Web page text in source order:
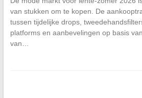
van stukken om te kopen. De
tussen tijdelijke drops,
platforms en aanbevelingen op basis
van…